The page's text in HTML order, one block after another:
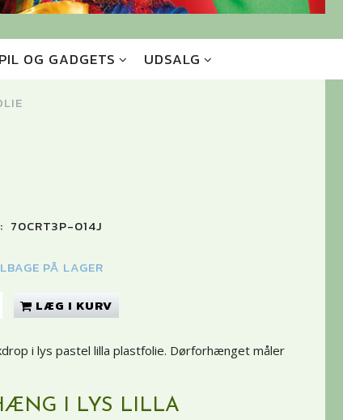
OG GADGETS UDSALG
70CRT3P-014J
PÅ LAGER
LÆG I KURV
i lys pastel lilla plastfolie. Dørforhænget måler
I LYS LILLA